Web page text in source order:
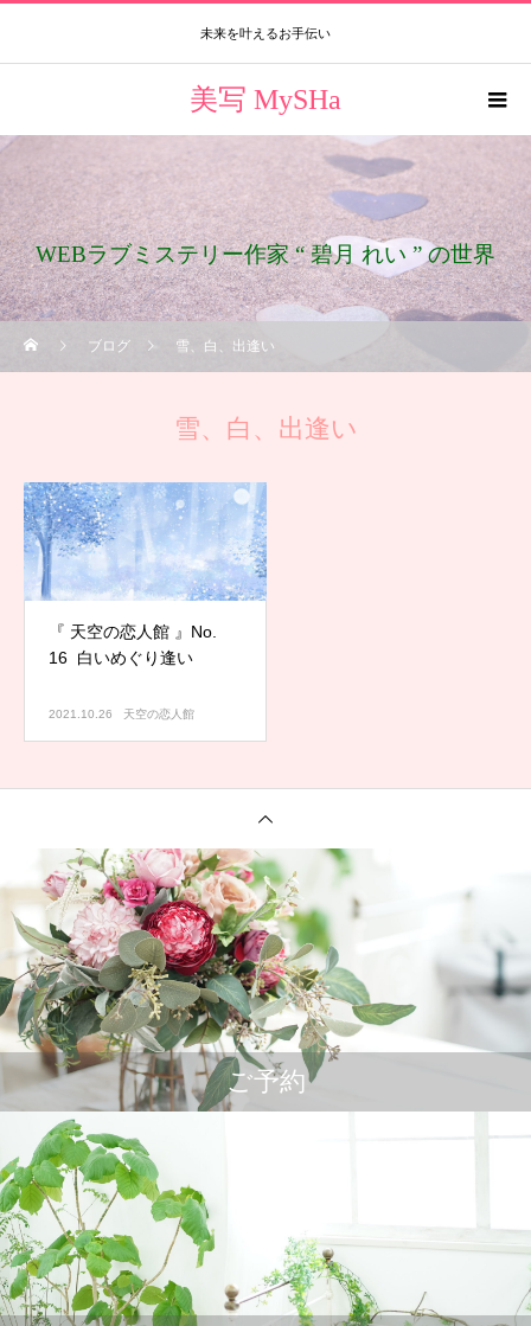
未来を叶えるお手伝い
美写 MySHa
WEBラブミステリー作家 “ 碧月 れい ” の世界
ブログ 雪、白、出逢い
雪、白、出逢い
『 天空の恋人館 』No.
16 白いめぐり逢い
2021.10.26 天空の恋人館
ご予約